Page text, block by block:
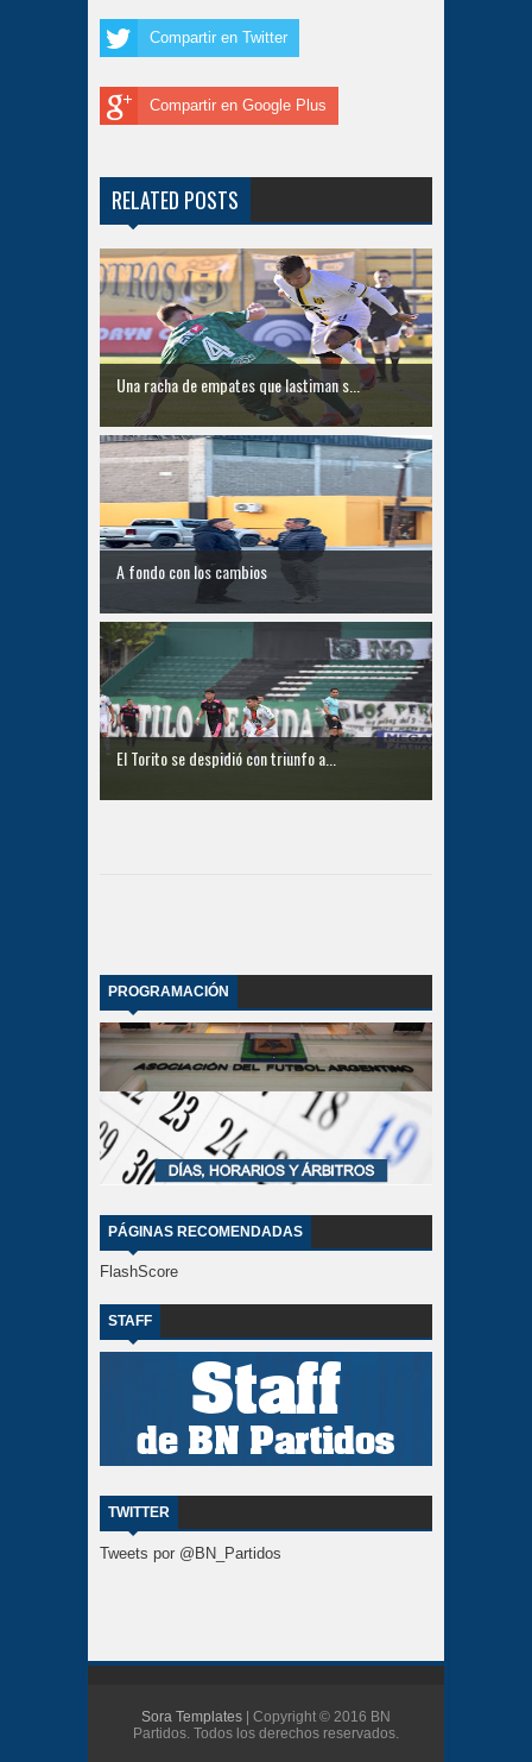
Compartir en Twitter
Compartir en Google Plus
RELATED POSTS
Una racha de empates que lastiman s...
A fondo con los cambios
El Torito se despidió con triunfo a...
PROGRAMACIÓN
PÁGINAS RECOMENDADAS
FlashScore
STAFF
TWITTER
Tweets por @BN_Partidos
Sora Templates | Copyright © 2016 BN
Partidos. Todos los derechos reservados.